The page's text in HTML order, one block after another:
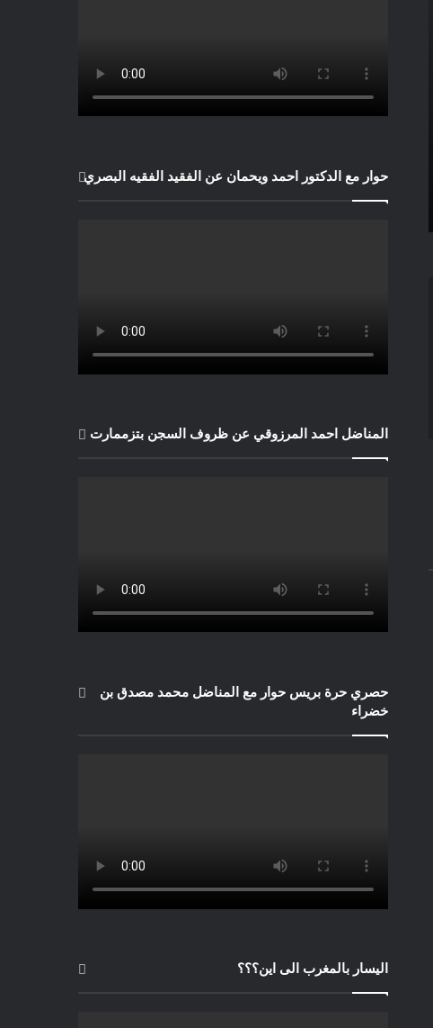
حوار مع الدكتور احمد ويحمان عن الفقيد الفقيه البصري
المناضل احمد المرزوقي عن ظروف السجن بتزممارت
حصري حرة بريس حوار مع المناضل محمد مصدق بن
خضراء
اليسار بالمغرب الى اين؟؟؟